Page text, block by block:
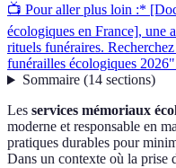
📺 Pour aller plus loin :*
écologiques en France], une
rituels funéraires.
funérailles écologiques
Sommaire(14 sections)
Les services mémoriaux
moderne et responsable en
pratiques durables pour
Dans un contexte où la prise